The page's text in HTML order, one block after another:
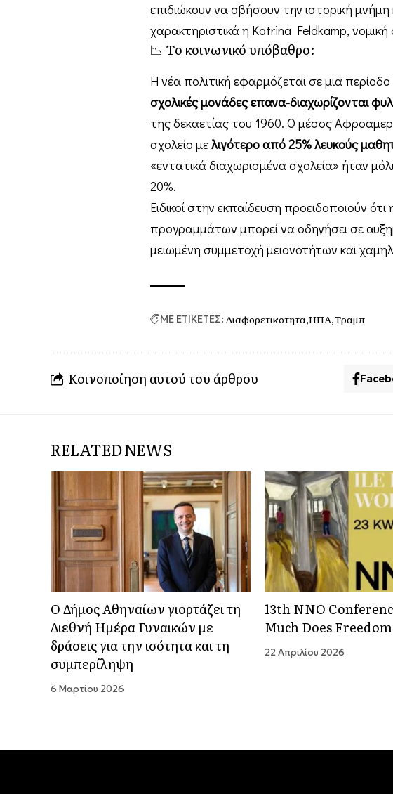
επιδιώκουν να σβήσουν την ιστορική
χαρακτηριστικά η Katrina Feldkamp,
📉 Το κοινωνικό υπόβαθρο:
Η νέα πολιτική εφαρμόζεται σε μια
σχολικές μονάδες επανα-διαχωρίζονται
της δεκαετίας του 1960. Ο μέσος
σχολείο μελιγότερο από 25% λευκούς
«εντατικά διαχωρισμένα σχολεία» ήταν
20%.
Ειδικοί στην εκπαίδευση προειδοποιούν
προγραμμάτων μπορεί να οδηγήσει σε
μειωμένη συμμετοχή μειονοτήτων και
ΜΕ ΕΤΙΚΕΤΕΣ: Διαφορετικοτητα ΗΠΑ Τραμπ
Κοινοποίηση αυτού του άρθρου
RELATED NEWS
Ο Δήμος Αθηναίων γιορτάζει τη
Διεθνή Ημέρα Γυναικών με
δράσεις για την ισότητα και τη
συμπερίληψη
6 Μαρτίου 2026
13th NNO
Much Does
22 Απριλίου 2026